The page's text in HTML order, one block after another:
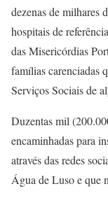
dezenas de milhares
hospitais de
das Misericórdias
famílias carenciadas
Serviços Sociais de
Duzentas mil
encaminhadas para
através das redes
Água de Luso e que